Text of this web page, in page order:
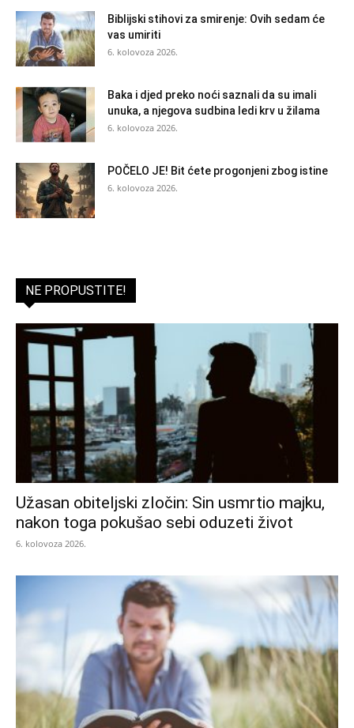
Biblijski stihovi za smirenje: Ovih sedam će
vas umiriti
6. kolovoza 2026.
Baka i djed preko noći saznali da su imali
unuka, a njegova sudbina ledi krv u žilama
6. kolovoza 2026.
POČELO JE! Bit ćete progonjeni zbog istine
6. kolovoza 2026.
NE PROPUSTITE!
Užasan obiteljski zločin: Sin usmrtio majku,
nakon toga pokušao sebi oduzeti život
6. kolovoza 2026.